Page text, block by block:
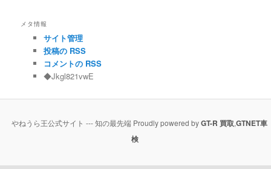
メタ情報
サイト管理
投稿の RSS
コメントの RSS
◆Jkgl821vwE
やねうら王公式サイト --- 知の最先端 Proudly powered byGT-R 買取,GTNET車
検